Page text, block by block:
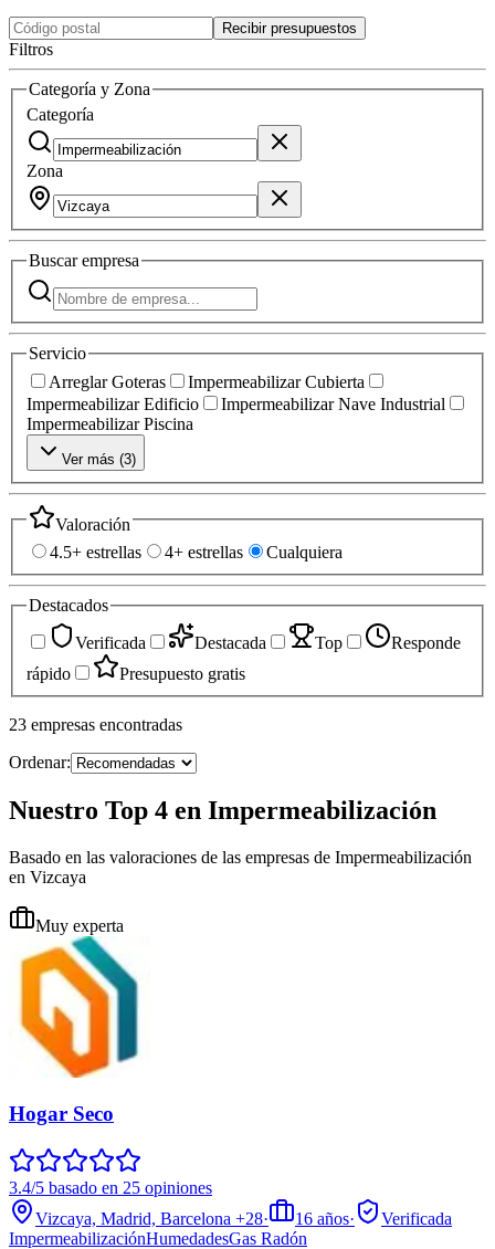
Recibir presupuestos
Filtros
Categoría y Zona
Categoría
Zona
Buscarempresa
Servicio
Arreglar Goteras
Impermeabilizar Cubierta
Impermeabilizar Edificio
Impermeabilizar Nave Industrial
Impermeabilizar Piscina
Ver más (3)
Valoración
4.5+ estrellas
4+ estrellas Cualquiera
Destacados
Verificada
Destacada Top
Responde
rápido
Presupuesto gratis
23 empresas encontradas
Ordenar:
Nuestro Top 4 en Impermeabilización
Basado en las valoraciones de las empresas de Impermeabilización
en Vizcaya
Muy experta
Hogar Seco
3.4/5 basado en 25 opiniones
Vizcaya, Madrid, Barcelona +28· 16 años·
Verificada
ImpermeabilizaciónHumedadesGas Radón